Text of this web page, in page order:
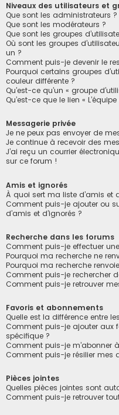
Niveaux des utilisateurs et
Que sont les administrateurs ?
Que sont les modérateurs ?
Que sont les groupes
Où sont les groupes
un ?
Comment puis-je devenir le
Pourquoi certains groupes
couleur différente ?
Qu’est-ce qu’un « groupe
Qu’est-ce que le lien « L’équipe
Messagerie privée
Je ne peux pas envoyer de
Je continue à recevoir des
J’ai reçu un courrier
sur ce forum !
Amis et ignorés
À quoi sert ma liste d’amis et
Comment puis-je ajouter ou
d’amis et d’ignorés ?
Recherche dans les forums
Comment puis-je effectuer
Pourquoi ma recherche ne
Pourquoi ma recherche
Comment puis-je rechercher
Comment puis-je retrouver
Favoris et abonnements
Quelle est la différence entre
Comment puis-je ajouter aux
spécifique ?
Comment puis-je m’abonner
Comment puis-je résilier mes
Pièces jointes
Quelles pièces jointes sont
Comment puis-je retrouver